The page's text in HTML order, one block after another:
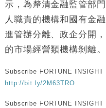
示，為釐清金融監管部
人職責的機構和國有金
進管辦分離、政企分開
的市場經營類機構剝離。
Subscribe FORTUNE INSIGHT
http://bit.ly/2M63TRO
Subscribe FORTUNE INSIGHT